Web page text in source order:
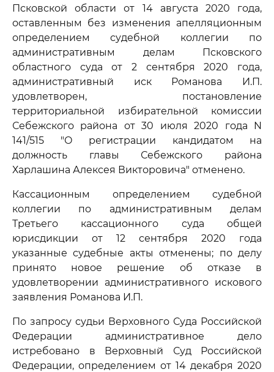
Псковской области от 14 августа 2020 года,
оставленным без изменения апелляционным
определением судебной коллегии по
административным делам Псковского
областного суда от 2 сентября 2020 года,
административный иск Романова И.П.
удовлетворен, постановление
территориальной избирательной комиссии
Себежского района от 30 июля 2020 года N
141/515 "О регистрации кандидатом на
должность главы Себежского района
Харлашина Алексея Викторовича" отменено.
Кассационным определением судебной
коллегии по административным делам
Третьего кассационного суда общей
юрисдикции от 12 сентября 2020 года
указанные судебные акты отменены; по делу
принято новое решение об отказе в
удовлетворении административного искового
заявления Романова И.П.
По запросу судьи Верховного Суда Российской
Федерации административное дело
истребовано в Верховный Суд Российской
Федерации, определением от 14 декабря 2020